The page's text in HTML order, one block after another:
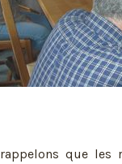
que les